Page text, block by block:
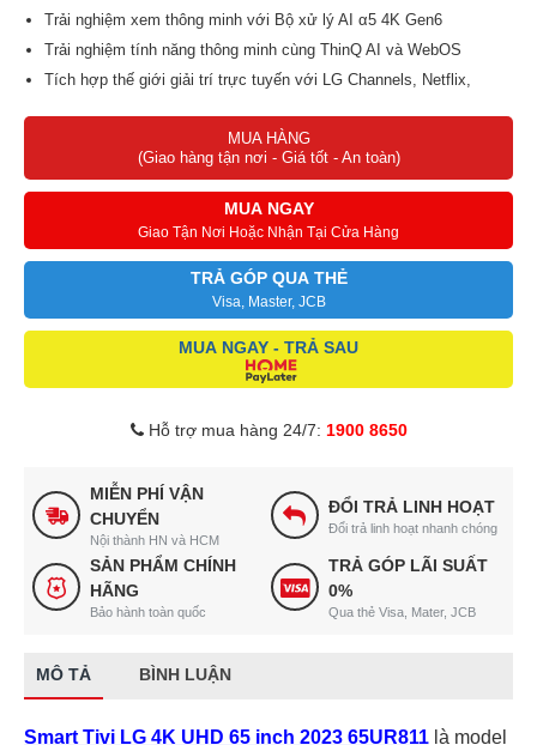
Trải nghiệm xem thông minh với Bộ xử lý AI α5 4K Gen6
Trải nghiệm tính năng thông minh cùng ThinQ AI và WebOS
Tích hợp thế giới giải trí trực tuyến với LG Channels, Netflix,
MUA HÀNG
(Giao hàng tận nơi - Giá tốt - An toàn)
MUA NGAY
Giao Tận Nơi Hoặc Nhận Tại Cửa Hàng
TRẢ GÓP QUA THẺ
Visa, Master, JCB
MUA NGAY - TRẢ SAU
Hỗ trợ mua hàng 24/7: 1900 8650
MIỄN PHÍ VẬN
CHUYỂN
Nội thành HN và HCM
ĐỔI TRẢ LINH HOẠT
Đổi trả linh hoạt nhanh chóng
SẢN PHẨM CHÍNH
HÃNG
Bảo hành toàn quốc
TRẢ GÓP LÃI SUẤT
0%
Qua thẻ Visa, Mater, JCB
MÔ TẢ BÌNH LUẬN
Smart Tivi LG 4K UHD 65 inch 2023 65UR811 là model